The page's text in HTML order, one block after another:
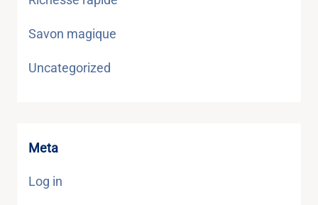
Savon magique
Uncategorized
Meta
Log in